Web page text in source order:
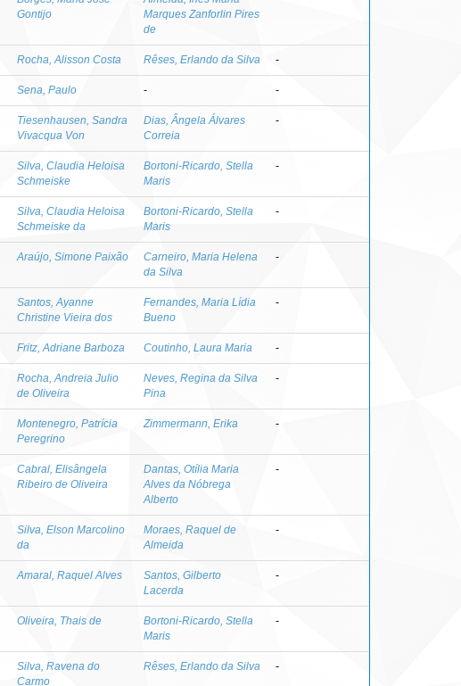
Gontijo
Marques Zanforlin Pires
de
Rocha, Alisson Costa Rêses, Erlando da Silva -
Sena, Paulo - -
Tiesenhausen, Sandra
Vivacqua Von
Dias, Ângela Álvares
Correia
-
Silva, Claudia Heloisa
Schmeiske
Bortoni-Ricardo, Stella
Maris
-
Silva, Claudia Heloisa
Schmeiske da
Bortoni-Ricardo, Stella
Maris
-
Araújo, Simone Paixão
Carneiro, Maria Helena
da Silva
-
Santos, Ayanne
Christine Vieira dos
Fernandes, Maria Lídia
Bueno
-
Fritz, Adriane Barboza Coutinho, Laura Maria -
Rocha, Andreia Julio
de Oliveira
Neves, Regina da Silva
Pina
-
Montenegro, Patrícia
Peregrino
Zimmermann, Erika -
Cabral, Elisângela
Ribeiro de Oliveira
Dantas, Otília Maria
Alves da Nóbrega
Alberto
-
Silva, Elson Marcolino
da
Moraes, Raquel de
Almeida
-
Amaral, Raquel Alves
Santos, Gilberto
Lacerda
-
Oliveira, Thais de
Bortoni-Ricardo, Stella
Maris
-
Silva, Ravena do
Carmo
Rêses, Erlando da Silva -